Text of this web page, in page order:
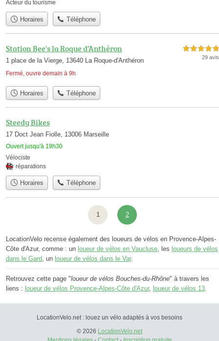
Acteur du tourisme
Horaires Téléphone
Station Bee's la Roque d'Anthéron
1 place de la Vierge, 13640 La Roque-d'Anthéron
Fermé, ouvre demain à 9h
5,0 étoiles sur 5
29 avis
Horaires Téléphone
Steedy Bikes
17 Doct Jean Fiolle, 13006 Marseille
Ouvert jusqu'à 19h30
Vélociste
réparations
Horaires Téléphone
1 2
LocationVelo recense également des loueurs de vélos en Provence-Alpes-
Côte d'Azur, comme : un loueur de vélos en Vaucluse , les loueurs de vélos
dans le Gard , un loueur de vélos dans le Var.
Retrouvez cette page "loueur de vélos Bouches-du-Rhône" à travers les
liens : loueur de vélos Provence-Alpes-Côte d'Azur, loueur de vélos 13
LocationVelo.net : louez un vélo adaptés à vos besoins
© 2026 LocationVelo.net